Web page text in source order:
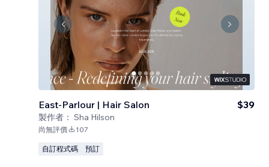
East-Parlour | Hair Salon
製作者： Sha Hilson
$39
尚無評價 107
自訂程式碼 預訂